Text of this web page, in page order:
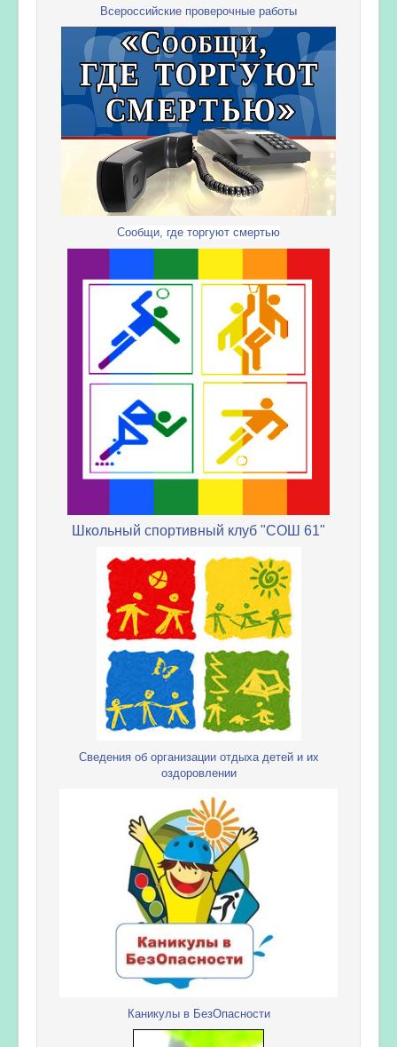
Всероссийские проверочные работы
Сообщи, где торгуют смертью
Школьный спортивный клуб "СОШ 61"
Сведения об организации отдыха детей и их
оздоровлении
Каникулы в БезОпасности